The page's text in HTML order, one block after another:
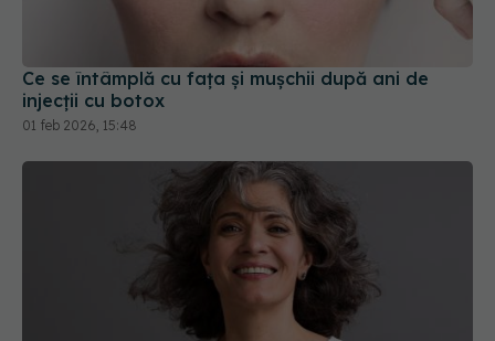
Ce se întâmplă cu fața și mușchii după ani de